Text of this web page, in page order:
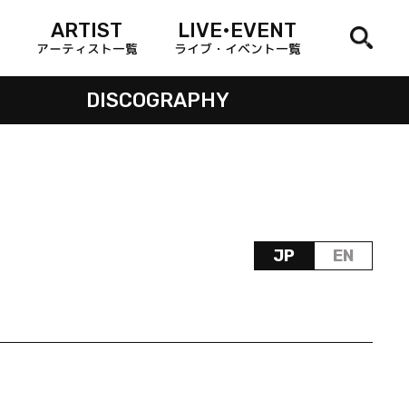
ARTIST
アーティスト一覧
LIVE•EVENT
ライブ・イベント一覧
DISCOGRAPHY
JP EN